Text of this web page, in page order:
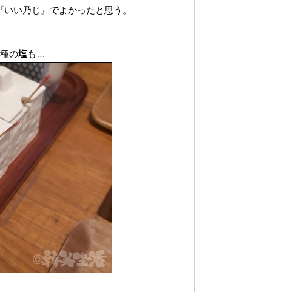
い乃じ』でよかったと思う。
の塩も…